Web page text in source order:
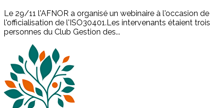
Le 29/11 l'AFNOR a organisé un webinaire à l'occasion de
l'officialisation de l'ISO30401.Les intervenants étaient trois
personnes du Club Gestion des...